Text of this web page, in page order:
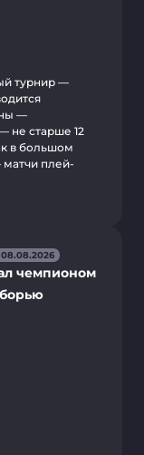
турнир —
—
не старше 12
в большом
матчи плей-
чемпионом